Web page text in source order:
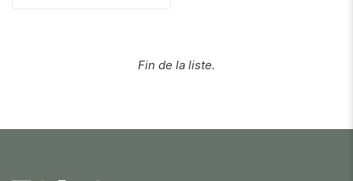
Fin de la liste.